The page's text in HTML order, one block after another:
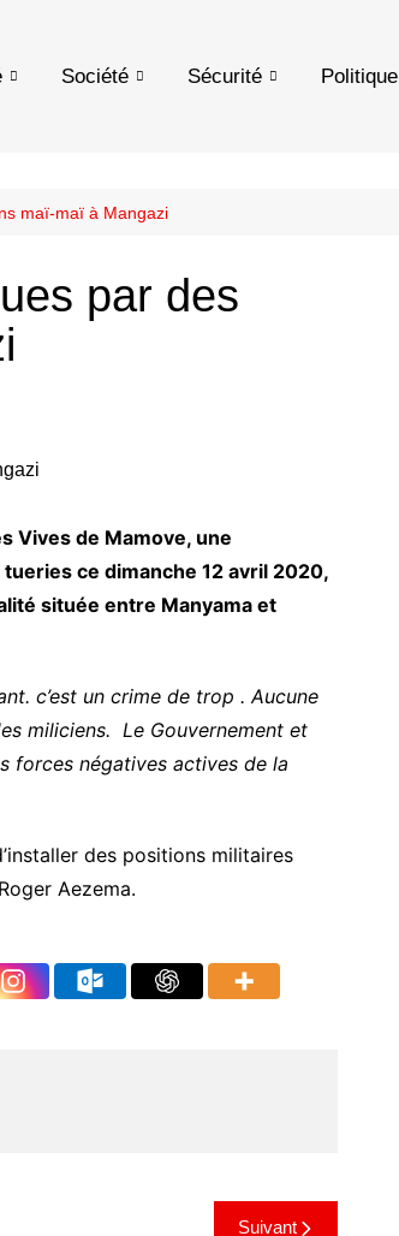
Société Sécurité Politique
maï-maï à Mangazi
par des
Vives de Mamove, une
ce dimanche 12 avril 2020,
située entre Manyama et
c’est un crime de trop . Aucune
miliciens. Le Gouvernement et
forces négatives actives de la
des positions militaires
Aezema.
Suivant